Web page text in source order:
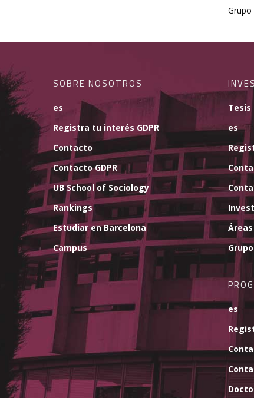
Grupo
SOBRE NOSOTROS
es
Registra tu interés GDPR
Contacto
Contacto GDPR
UB School of Sociology
Rankings
Estudiar en Barcelona
Campus
Tesis
es
es